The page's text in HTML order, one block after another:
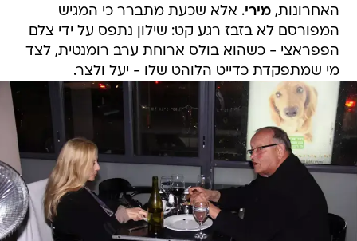
האחרונות,מירי. אלא שכעת מתברר כי המגיש
המפורסם לא בזבז רגע קט: שילון נתפס על ידי צלם
הפפראצי - כשהוא בולס ארוחת ערב רומנטית, לצד
מי שמתפקדת כדייט הלוהט שלו - יעל ולצר.